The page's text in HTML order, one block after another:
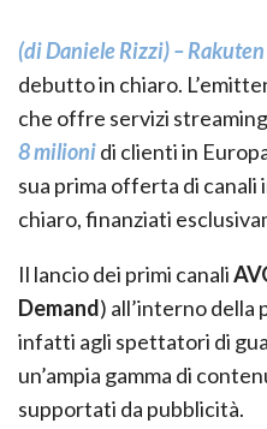
(di Daniele Rizzi) –
debutto in chiaro.
che offre servizi
8 milionidi clienti in
sua prima offerta di
chiaro, finanziati
Il lancio dei primi canali
Demand) all’interno
infatti agli spettatori di
un’ampia gamma di
supportati da pubblicità.